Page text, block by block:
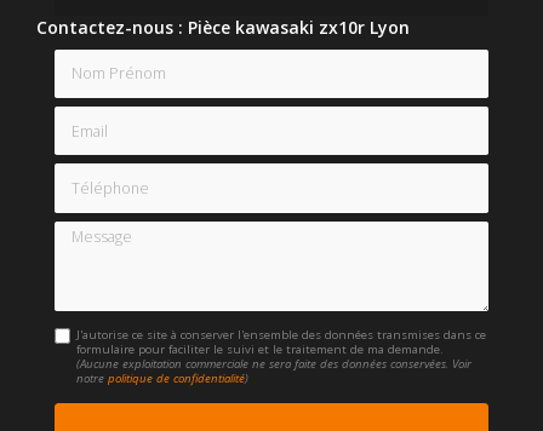
Contactez-nous : Pièce kawasaki zx10r Lyon
Nom Prénom
Email
Message
J'autorise ce site à conserver l'ensemble des données transmises dans ce
formulaire pour faciliter le suivi et le traitement de ma demande.
(Aucune exploitation commerciale ne sera faite des données conservées. Voir
notrepolitique de confidentialité)